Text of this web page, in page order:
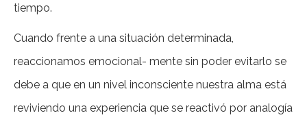
tiempo.
Cuando frente a una situación determinada,
reaccionamos emocional- mente sin poder evitarlo se
debe a que en un nivel inconsciente nuestra alma está
reviviendo una experiencia que se reactivó por analogía